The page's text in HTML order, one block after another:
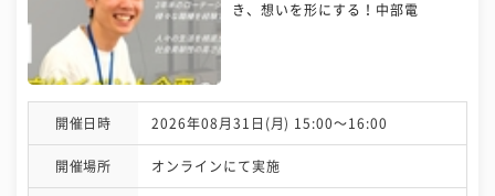
き、想いを形にする！中部電
開催日時 2026年08月31日(月) 15:00〜16:00
開催場所 オンラインにて実施